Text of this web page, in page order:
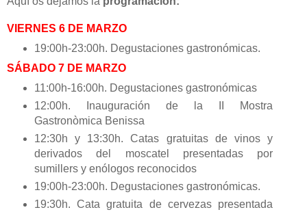
VIERNES 6 DE MARZO
19:00h-23:00h. Degustaciones gastronómicas.
SÁBADO 7 DE MARZO
11:00h-16:00h. Degustaciones gastronómicas
12:00h. Inauguración de la II Mostra
Gastronòmica Benissa
12:30h y 13:30h. Catas gratuitas de vinos y
derivados del moscatel presentadas por
sumillers y enólogos reconocidos
19:00h-23:00h. Degustaciones gastronómicas.
19:30h. Cata gratuita de cervezas presentada